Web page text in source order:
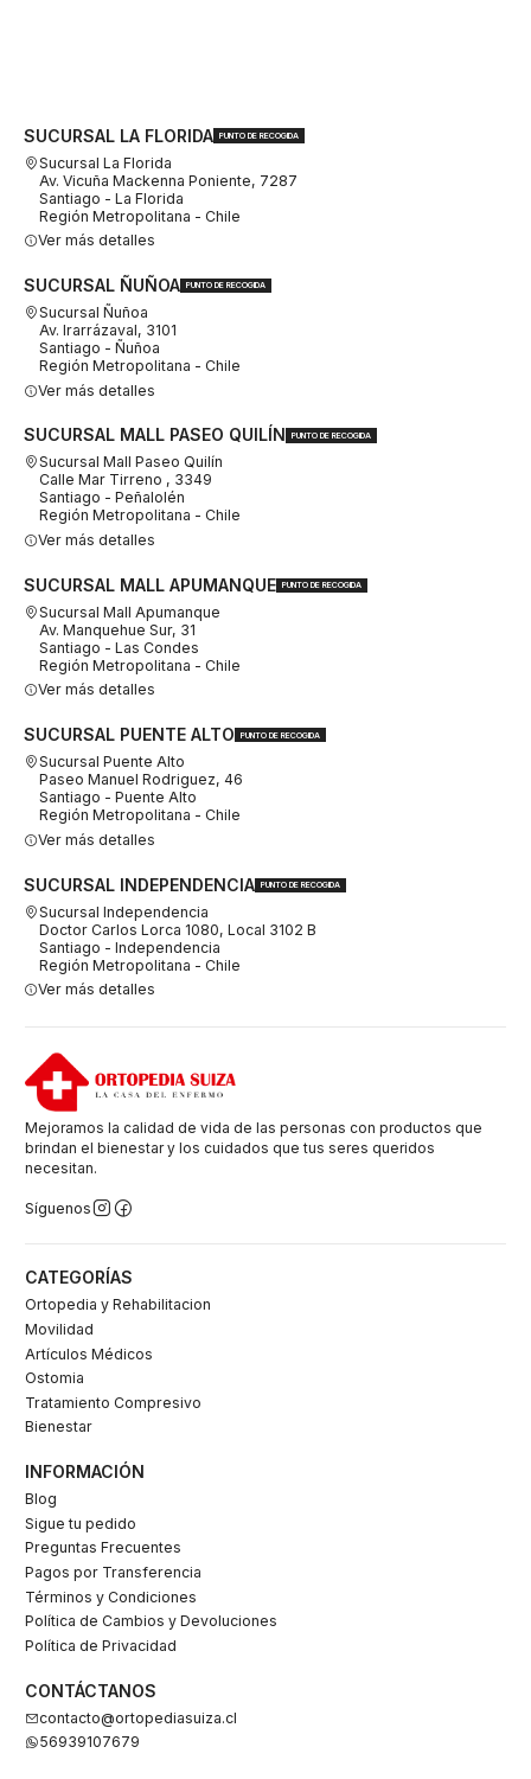
SUCURSAL LA FLORIDA PUNTO DE RECOGIDA
Sucursal La Florida
Av. Vicuña Mackenna Poniente, 7287
Santiago - La Florida
Región Metropolitana - Chile
Ver más detalles
SUCURSAL ÑUÑOA PUNTO DE RECOGIDA
Sucursal Ñuñoa
Av. Irarrázaval, 3101
Santiago - Ñuñoa
Región Metropolitana - Chile
Ver más detalles
SUCURSAL MALL PASEO QUILÍN PUNTO DE RECOGIDA
Sucursal Mall Paseo Quilín
Calle Mar Tirreno , 3349
Santiago - Peñalolén
Región Metropolitana - Chile
Ver más detalles
SUCURSAL MALL APUMANQUE PUNTO DE RECOGIDA
Sucursal Mall Apumanque
Av. Manquehue Sur, 31
Santiago - Las Condes
Región Metropolitana - Chile
Ver más detalles
SUCURSAL PUENTE ALTO PUNTO DE RECOGIDA
Sucursal Puente Alto
Paseo Manuel Rodriguez, 46
Santiago - Puente Alto
Región Metropolitana - Chile
Ver más detalles
SUCURSAL INDEPENDENCIA PUNTO DE RECOGIDA
Sucursal Independencia
Doctor Carlos Lorca 1080, Local 3102 B
Santiago - Independencia
Región Metropolitana - Chile
Ver más detalles
Mejoramos la calidad de vida de las personas con productos que
brindan el bienestar y los cuidados que tus seres queridos
necesitan.
Síguenos
CATEGORÍAS
Ortopedia y Rehabilitacion
Movilidad
Artículos Médicos
Ostomia
Tratamiento Compresivo
Bienestar
INFORMACIÓN
Blog
Sigue tu pedido
Preguntas Frecuentes
Pagos por Transferencia
Términos y Condiciones
Política de Cambios y Devoluciones
Política de Privacidad
CONTÁCTANOS
contacto@ortopediasuiza.cl
56939107679